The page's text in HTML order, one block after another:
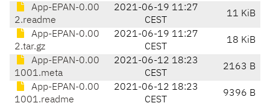
App-EPAN-0.00
2.readme
2021-06-19 11:27
CEST
11 KiB
App-EPAN-0.00
2.tar.gz
2021-06-19 11:27
CEST
18 KiB
App-EPAN-0.00
1001.meta
2021-06-12 18:23
CEST
2163 B
App-EPAN-0.00
1001.readme
2021-06-12 18:23
CEST
9396 B